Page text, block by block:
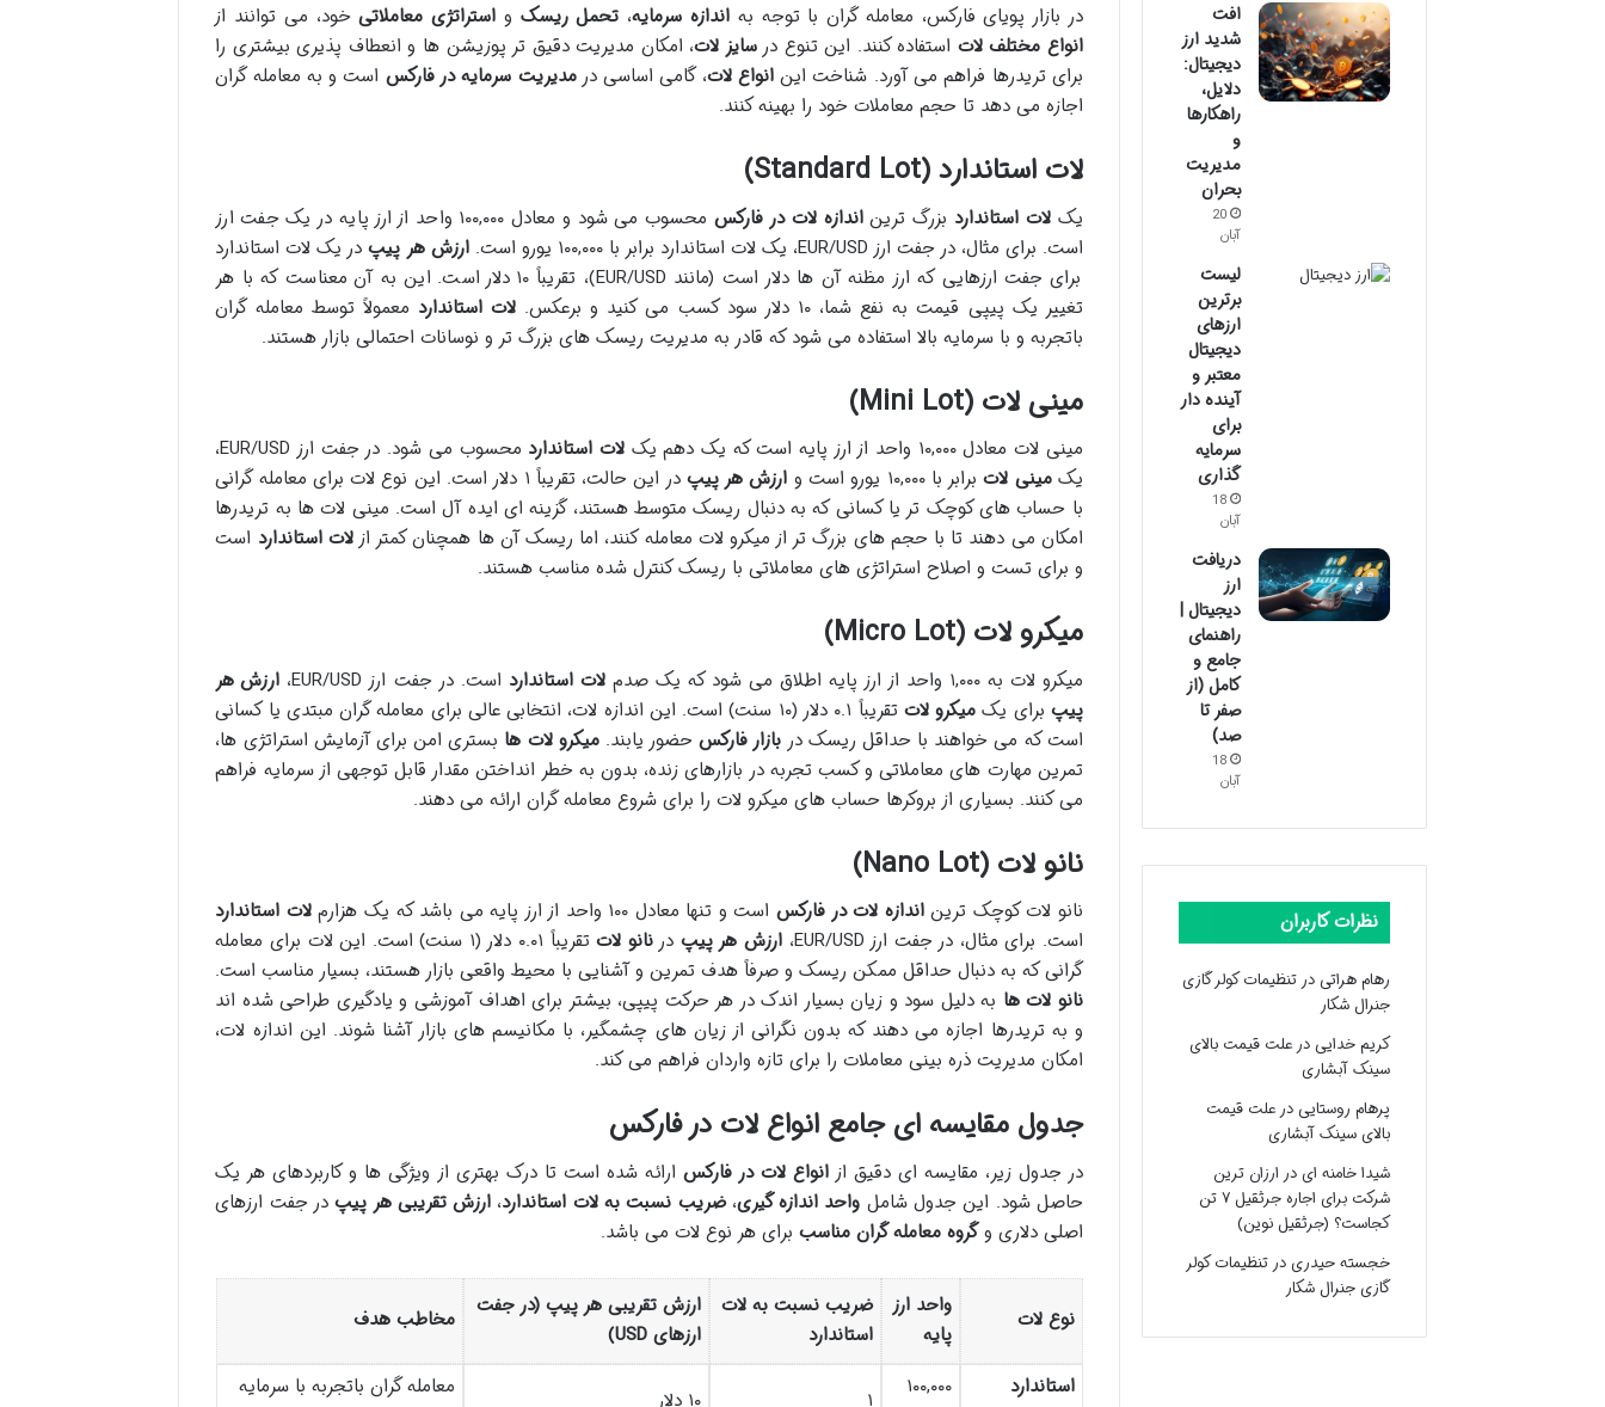
در بازار پویای فارکس، معامله گران با توجه به اندازه سرمایه، تحمل ریسک و استراتژی معاملاتیخود، می توانند از
انواع مختلف لات استفاده کنند. این تنوع درسایز لات، امکان مدیریت دقیق تر پوزیشن ها و انعطاف پذیری بیشتری را
برای تریدرها فراهم می آورد. شناخت اینانواع لات، گامی اساسی درمدیریت سرمایه در فارکس است و به معامله گران
اجازه می دهد تا حجم معاملات خود را بهینه کنند.
لات استاندارد (Standard Lot)
یکلات استاندارد بزرگ تریناندازه لات در فارکس
محسوب می شود و معادل ۱۰۰,۰۰۰ واحد از ارز پایه در یک جفت ارز
است. برای مثال، در جفت ارز EUR/USD، یک لات استاندارد برابر با ۱۰۰,۰۰۰ یورو است.
ارزش هر پیپدر یک لات استاندارد
برای جفت ارزهایی که ارز مظنه آن ها دلار است (مانند EUR/USD)، تقریباً ۱۰ دلار است. این به آن معناست که با هر
تغییر یک پیپی قیمت به نفع شما، ۱۰ دلار سود کسب می کنید و برعکس.
لات استاندارد معمولاً توسط معامله گران
باتجربه و با سرمایه بالا استفاده می شود که قادر به مدیریت ریسک های بزرگ تر و نوسانات احتمالی بازار هستند.
مینی لات (Mini Lot)
مینی لات معادل ۱۰,۰۰۰ واحد از ارز پایه است که یک دهم یک لات استاندارد
محسوب می شود. در جفت ارز EUR/USD،
یکمینی لاتبرابر با ۱۰,۰۰۰ یورو است و ارزش هر پیپ
در این حالت، تقریباً ۱ دلار است. این نوع لات برای معامله گرانی
با حساب های کوچک تر یا کسانی که به دنبال ریسک متوسط هستند، گزینه ای ایده آل است. مینی لات ها به تریدرها
امکان می دهند تا با حجم های بزرگ تر از میکرو لات معامله کنند، اما ریسک آن ها همچنان کمتر ازلات استاندارد است
و برای تست و اصلاح استراتژی های معاملاتی با ریسک کنترل شده مناسب هستند.
میکرو لات (Micro Lot)
میکرو لات به ۱,۰۰۰ واحد از ارز پایه اطلاق می شود که یک صدم لات استاندارد است. در جفت ارز EUR/USD،
ارزش هر
پیپ برای یک میکرو لات
تقریباً ۰.۱ دلار (۱۰ سنت) است. این اندازه لات، انتخابی عالی برای معامله گران مبتدی یا کسانی
است که می خواهند با حداقل ریسک در بازار فارکسحضور یابند.میکرو لات ها بستری امن برای آزمایش استراتژی ها،
تمرین مهارت های معاملاتی و کسب تجربه در بازارهای زنده، بدون به خطر انداختن مقدار قابل توجهی از سرمایه فراهم
می کنند. بسیاری از بروکرها حساب های میکرو لات را برای شروع معامله گران ارائه می دهند.
نانو لات (Nano Lot)
نانو لات کوچک تریناندازه لات در فارکساست و تنها معادل ۱۰۰ واحد از ارز پایه می باشد که یک هزارم
لات استاندارد
است. برای مثال، در جفت ارز EUR/USD،
ارزش هر پیپ درنانو لات
تقریباً ۰.۰۱ دلار (۱ سنت) است. این لات برای معامله
گرانی که به دنبال حداقل ممکن ریسک و صرفاً هدف تمرین و آشنایی با محیط واقعی بازار هستند، بسیار مناسب است.
نانو لات ها به دلیل سود و زیان بسیار اندک در هر حرکت پیپی، بیشتر برای اهداف آموزشی و یادگیری طراحی شده اند
و به تریدرها اجازه می دهند که بدون نگرانی از زیان های چشمگیر، با مکانیسم های بازار آشنا شوند. این اندازه لات،
امکان مدیریت ذره بینی معاملات را برای تازه واردان فراهم می کند.
جدول مقایسه ای جامع انواع لات در فارکس
در جدول زیر، مقایسه ای دقیق ازانواع لات در فارکس ارائه شده است تا درک بهتری از ویژگی ها و کاربردهای هر یک
حاصل شود. این جدول شامل واحد اندازه گیری،ضریب نسبت به لات استاندارد، ارزش تقریبی هر پیپدر جفت ارزهای
اصلی دلاری وگروه معامله گران مناسب برای هر نوع لات می باشد.
نوع لات
واحد ارز
پایه
ضریب نسبت به لات
استاندارد
ارزش تقریبی هر پیپ (در جفت
ارزهای USD)
مخاطب هدف
استاندارد
۱۰۰,۰۰۰
۱ ۱۰ دلار
معامله گران باتجربه با سرمایه
افت
شدید ارز
دیجیتال:
دلایل،
راهکارها
و
مدیریت
بحران
20
آبان
لیست
برترین
ارزهای
دیجیتال
معتبر و
آینده دار
برای
سرمایه
گذاری
18
آبان
دریافت
ارز
دیجیتال |
راهنمای
جامع و
کامل (از
صفر تا
صد)
18
آبان
نظرات کاربران
رهام هراتیدرتنظیمات کولر گازی
جنرال شکار
کریم خداییدرعلت قیمت بالای
سینک آبشاری
پرهام روستاییدرعلت قیمت
بالای سینک آبشاری
شیدا خامنه ایدر ارزان ترین
شرکت برای اجاره جرثقیل ۷ تن
کجاست؟ (جرثقیل نوین)
خجسته حیدریدرتنظیمات کولر
گازی جنرال شکار